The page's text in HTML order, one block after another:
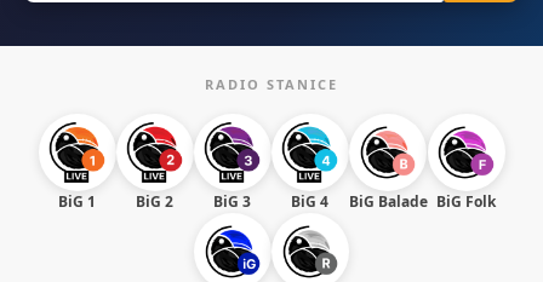
RADIO STANICE
BiG 1 BiG 2 BiG 3 BiG 4 BiG Balade BiG Folk